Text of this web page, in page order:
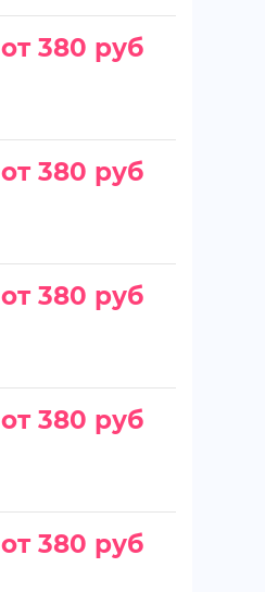
от 380 руб
от 380 руб
от 380 руб
от 380 руб
от 380 руб